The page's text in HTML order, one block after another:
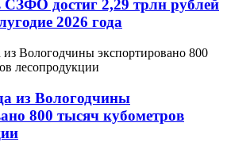
СЗФО достиг 2,29 трлн рублей
2026 года
из Вологодчины
800 тысяч кубометров